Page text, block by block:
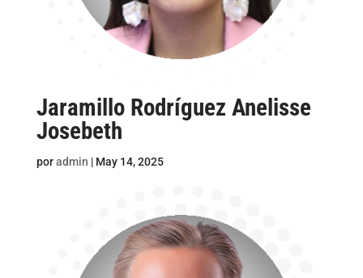
Jaramillo Rodríguez Anelisse
Josebeth
poradmin | May 14, 2025